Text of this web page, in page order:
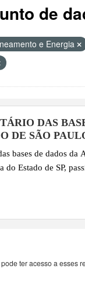
de
e Energia
DAS
DE SÃO
bases de dados da
do Estado de SP,
ter acesso a esses